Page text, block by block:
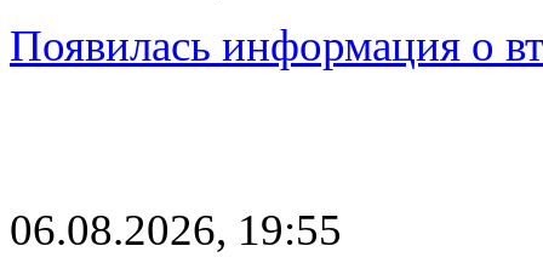
Появилась информация о
06.08.2026, 19:55